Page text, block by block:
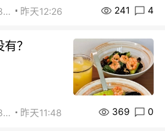
街友472838572 昨天12:26 241 4
？
街友472838572 昨天11:48 369 0